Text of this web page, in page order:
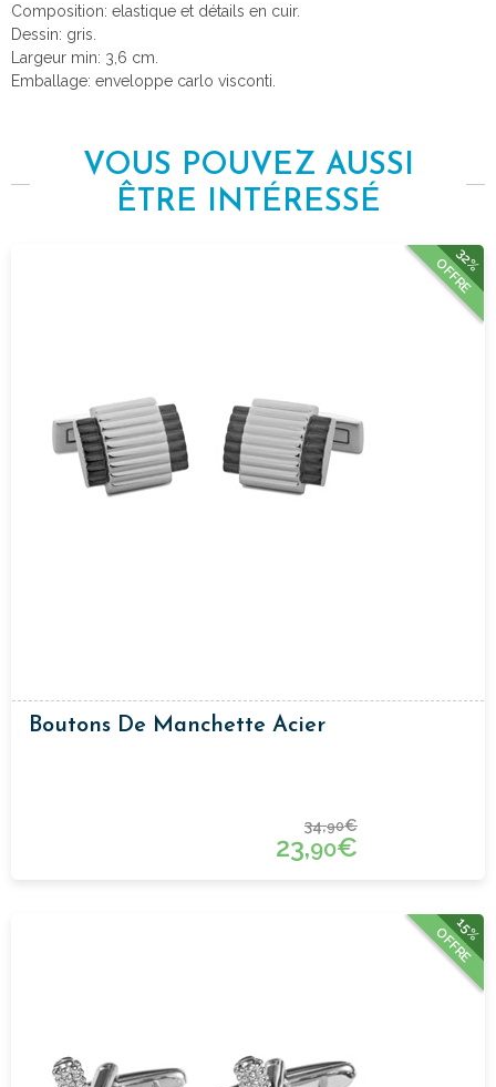
Composition: elastique et détails en cuir.
Dessin: gris.
Largeur min: 3,6 cm.
Emballage: enveloppe carlo visconti.
VOUS POUVEZ AUSSI
ÊTRE INTÉRESSÉ
32%
OFFRE
Boutons De Manchette Acier
34,90€
23,90€
15%
OFFRE